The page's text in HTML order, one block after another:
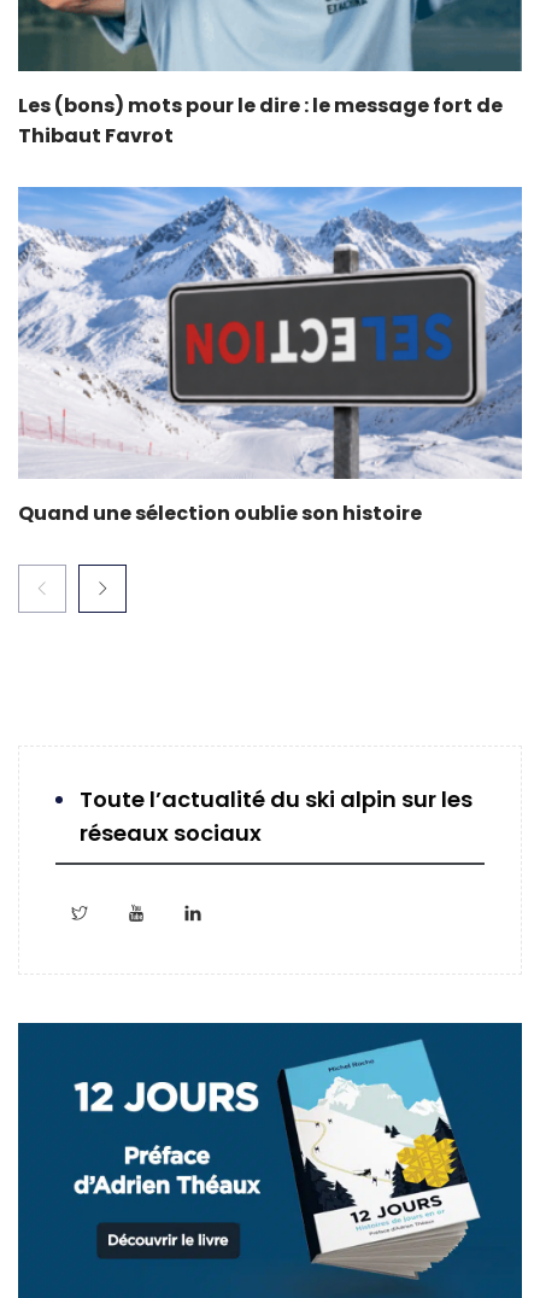
Les (bons) mots pour le dire : le message fort de
Thibaut Favrot
Quand une sélection oublie son histoire
Toute l’actualité du ski alpin sur les
réseaux sociaux